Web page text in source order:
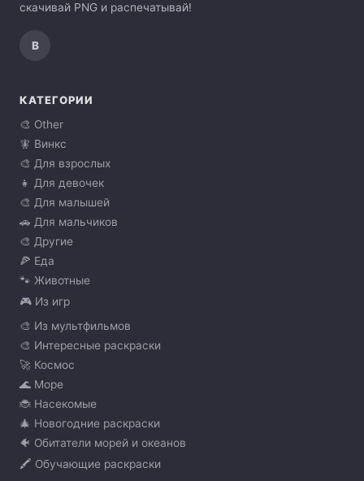
скачивай PNG и распечатывай!
В
КАТЕГОРИИ
🎨 Other
🧚 Винкс
🎨 Для взрослых
👧 Для девочек
🎨 Для малышей
🚗 Для мальчиков
🎨 Другие
🍕 Еда
🐾 Животные
🎮 Из игр
🎨 Из мультфильмов
🎨 Интересные раскраски
🚀 Космос
🌊 Море
🐞 Насекомые
🎄 Новогодние раскраски
🐠 Обитатели морей и океанов
🖍️ Обучающие раскраски